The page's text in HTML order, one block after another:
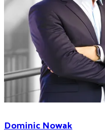
Dominic Nowak